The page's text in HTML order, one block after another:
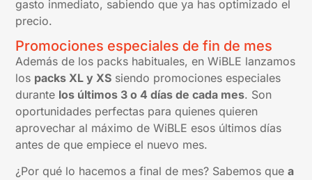
gasto inmediato, sabiendo que ya has optimizado el
precio.
Promociones especiales de fin de mes
Además de los packs habituales, en WiBLE lanzamos
los packs XL y XS siendo promociones especiales
durante los últimos 3 o 4 días de cada mes. Son
oportunidades perfectas para quienes quieren
aprovechar al máximo de WiBLE esos últimos días
antes de que empiece el nuevo mes.
¿Por qué lo hacemos a final de mes? Sabemos quea